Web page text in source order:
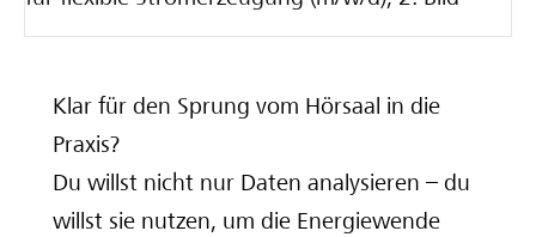
Klar für den Sprung vom Hörsaal in die
Praxis?
Du willst nicht nur Daten analysieren – du
willst sie nutzen, um die Energiewende